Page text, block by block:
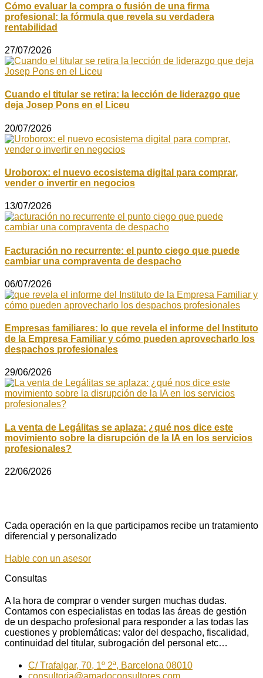
Cómo evaluar la compra o fusión de una firma
profesional: la fórmula que revela su verdadera
rentabilidad
27/07/2026
Cuando el titular se retira: la lección de liderazgo que
deja Josep Pons en el Liceu
20/07/2026
Uroborox: el nuevo ecosistema digital para comprar,
vender o invertir en negocios
13/07/2026
Facturación no recurrente: el punto ciego que puede
cambiar una compraventa de despacho
06/07/2026
Empresas familiares: lo que revela el informe del Instituto
de la Empresa Familiar y cómo pueden aprovecharlo los
despachos profesionales
29/06/2026
La venta de Legálitas se aplaza: ¿qué nos dice este
movimiento sobre la disrupción de la IA en los servicios
profesionales?
22/06/2026
Cada operación en la que participamos recibe un tratamiento
diferencial y personalizado
Hable con un asesor
Consultas
A la hora de comprar o vender surgen muchas dudas.
Contamos con especialistas en todas las áreas de gestión
de un despacho profesional para responder a las todas las
cuestiones y problemáticas: valor del despacho, fiscalidad,
continuidad del titular, subrogación del personal etc…
C/ Trafalgar, 70, 1º 2ª, Barcelona 08010
consultoria@amadoconsultores.com